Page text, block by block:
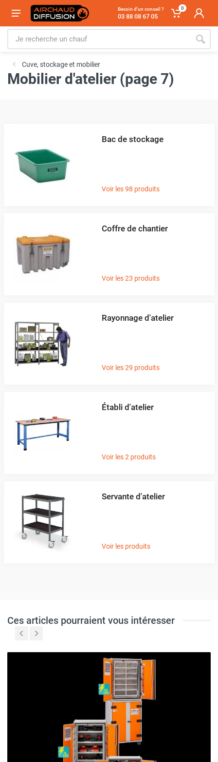
Besoin d'un conseil ?
03 88 08 67 05
0
Cuve, stockage et mobilier
Mobilier d'atelier (page 7)
Bac de stockage
Voir les 98 produits
Coffre de chantier
Voir les 23 produits
Rayonnage d'atelier
Voir les 29 produits
Établi d'atelier
Voir les 2 produits
Servante d'atelier
Voir les produits
Ces articles pourraient vous intéresser